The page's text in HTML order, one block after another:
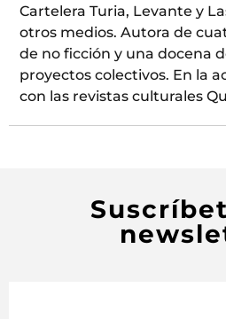
Cartelera Turia, Levante y
otros medios. Autora de
de no ficción y una docena
proyectos colectivos. En la
con las revistas culturales